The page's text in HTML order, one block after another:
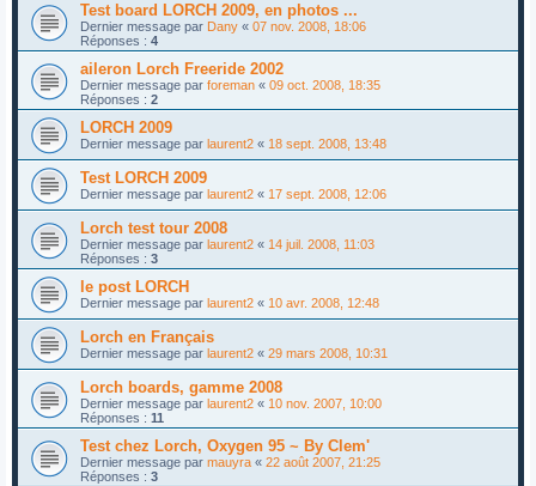
Test board LORCH 2009, en photos ...
Dernier message par Dany « 07 nov. 2008, 18:06
Réponses : 4
aileron Lorch Freeride 2002
Dernier message par foreman « 09 oct. 2008, 18:35
Réponses : 2
LORCH 2009
Dernier message par laurent2 « 18 sept. 2008, 13:48
Test LORCH 2009
Dernier message par laurent2 « 17 sept. 2008, 12:06
Lorch test tour 2008
Dernier message par laurent2 « 14 juil. 2008, 11:03
Réponses : 3
le post LORCH
Dernier message par laurent2 « 10 avr. 2008, 12:48
Lorch en Français
Dernier message par laurent2 « 29 mars 2008, 10:31
Lorch boards, gamme 2008
Dernier message par laurent2 « 10 nov. 2007, 10:00
Réponses : 11
Test chez Lorch, Oxygen 95 ~ By Clem'
Dernier message par mauyra « 22 août 2007, 21:25
Réponses : 3